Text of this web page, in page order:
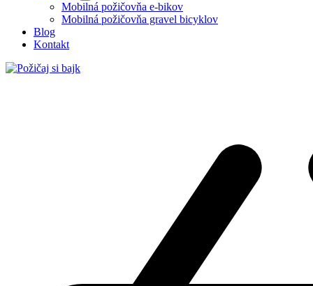
Mobilná požičovňa e-bikov
Mobilná požičovňa gravel bicyklov
Blog
Kontakt